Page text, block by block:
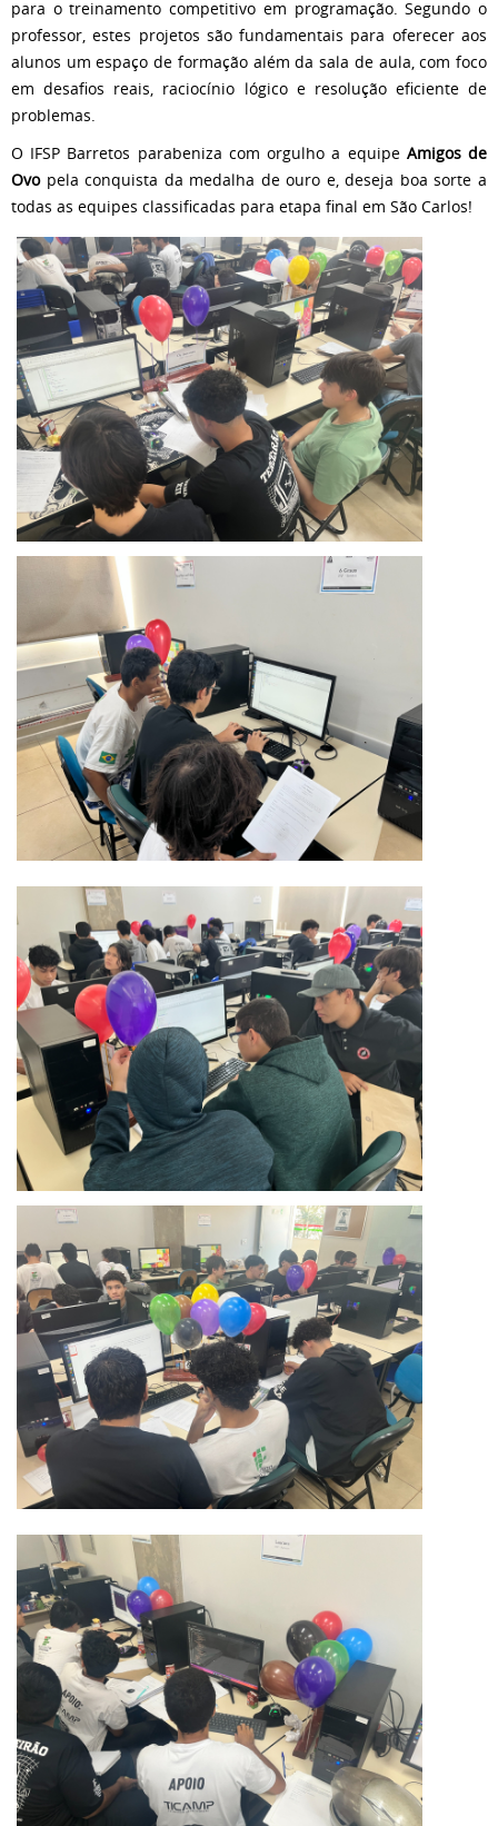
para o treinamento competitivo em programação. Segundo o
professor, estes projetos são fundamentais para oferecer aos
alunos um espaço de formação além da sala de aula, com foco
em desafios reais, raciocínio lógico e resolução eficiente de
problemas.
O IFSP Barretos parabeniza com orgulho a equipe Amigos de
Ovopela conquista da medalha de ouro e, deseja boa sorte a
todas as equipes classificadas para etapa final em São Carlos!